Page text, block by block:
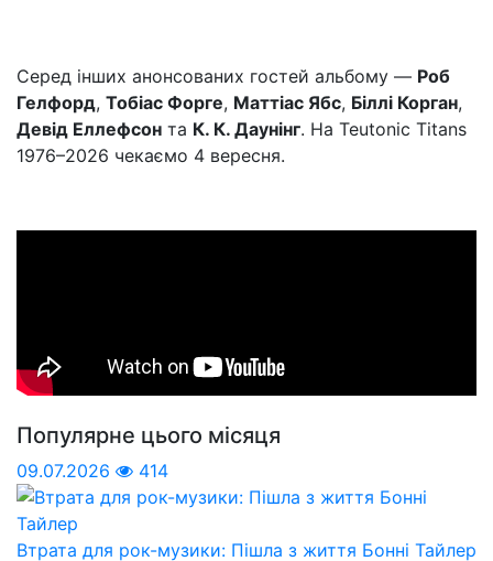
Серед інших анонсованих гостей альбому — Роб
Гелфорд, Тобіас Форге, Маттіас Ябс, Біллі Корган,
Девід Еллефсон та К. К. Даунінг. На Teutonic Titans
1976–2026 чекаємо 4 вересня.
Популярне цього місяця
09.07.2026 414
Втрата для рок-музики: Пішла з життя Бонні Тайлер